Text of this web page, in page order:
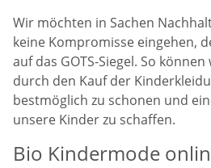
Wir möchten in Sachen
keine Kompromisse eingehen,
auf das GOTS-Siegel. So
durch den Kauf der
bestmöglich zu schonen und
unsere Kinder zu schaffen.
Bio Kindermode